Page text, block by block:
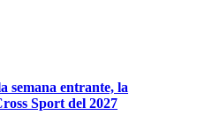
semana entrante, la
Sport del 2027